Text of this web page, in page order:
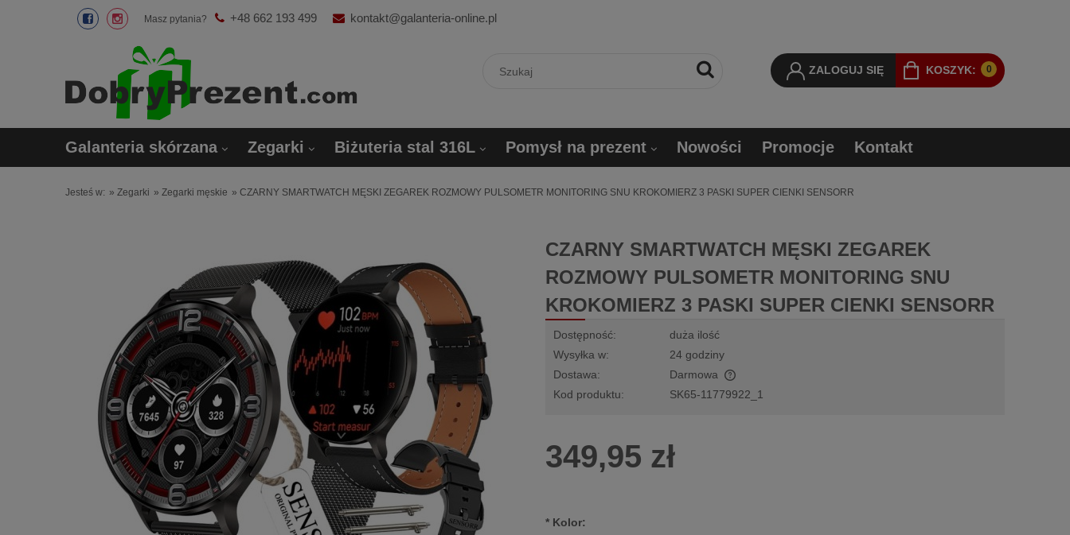
Masz pytania? +48 662 193 499 kontakt@galanteria-online.pl
KOSZYK: 0
ZALOGUJ SIĘ
Galanteria skórzana Zegarki Biżuteria stal 316L Pomysł na prezent Nowości Promocje Kontakt
Jesteś w: » Zegarki » Zegarki męskie » CZARNY SMARTWATCH MĘSKI ZEGAREK ROZMOWY PULSOMETR MONITORING SNU KROKOMIERZ 3 PASKI SUPER CIENKI SENSORR
CZARNY SMARTWATCH MĘSKI ZEGAREK
ROZMOWY PULSOMETR MONITORING SNU
KROKOMIERZ 3 PASKI SUPER CIENKI SENSORR
Dostępność:
duża ilość
Wysyłka w:
24 godziny
Dostawa:
Darmowa
Kod produktu: SK65-11779922_1
349,95 zł
*Kolor: